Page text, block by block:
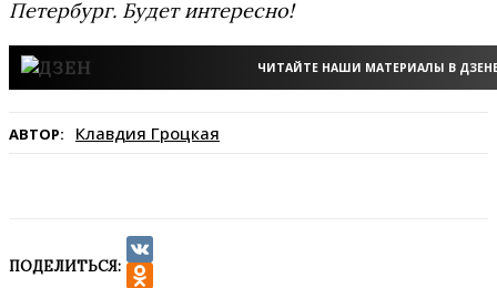
Петербург. Будет интересно!
ЧИТАЙТЕ НАШИ МАТЕРИАЛЫ В
АВТОР: Клавдия Гроцкая
ПОДЕЛИТЬСЯ:
VK